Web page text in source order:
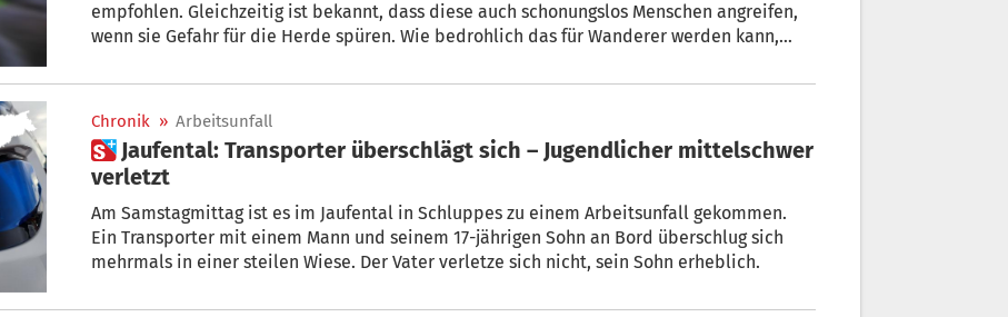
empfohlen. Gleichzeitig ist bekannt, dass diese auch schonungslos Menschen angreifen,
wenn sie Gefahr für die Herde spüren. Wie bedrohlich das für Wanderer werden kann,
Almen und Weidegebiete absperren müssen. + Von Stephan Pfeifhofer
Chronik » Arbeitsunfall
 Jaufental: Transporter überschlägt sich – Jugendlicher mittelschwer
verletzt
Am Samstagmittag ist es im Jaufental in Schluppes zu einem Arbeitsunfall gekommen.
Ein Transporter mit einem Mann und seinem 17-jährigen Sohn an Bord überschlug sich
mehrmals in einer steilen Wiese. Der Vater verletze sich nicht, sein Sohn erheblich.